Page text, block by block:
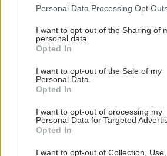
Please note that this website/app uses
not limited to your visit or usage
grant or deny consent to Google and its
use your data for below specified
consent section.
Personal Data Processing Opt
I want to opt-out of the Sharing of
personal data.
Opted In
I want to opt-out of the Sale of my
Personal Data.
Opted In
I want to opt-out of processing my
Personal Data for Targeted
Opted In
I want to opt-out of Collection, Use,